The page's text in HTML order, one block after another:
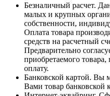
Безналичный расчет.
малых и крупных
собственности,
Оплата товара
средств на расчетный
Предварительно
приобретаемого товара,
оплату.
Банковской картой. Вы
Вами товар банковской